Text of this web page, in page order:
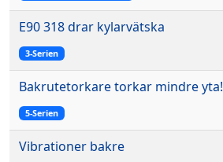
E90 318 drar kylarvätska
3-Serien
Bakrutetorkare torkar mindre yta!
5-Serien
Vibrationer bakre